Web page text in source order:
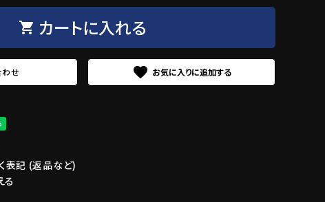
shopping_cart カートに入れる
わせ favorite
表記 (返品など)
る